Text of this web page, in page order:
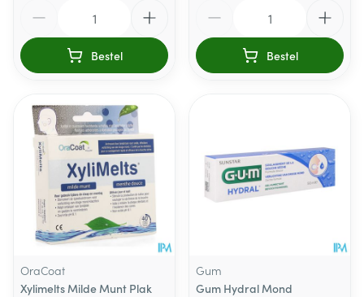
Bestel Bestel
OraCoat
Xylimelts Milde Munt Plak
Gum
Gum Hydral Mond